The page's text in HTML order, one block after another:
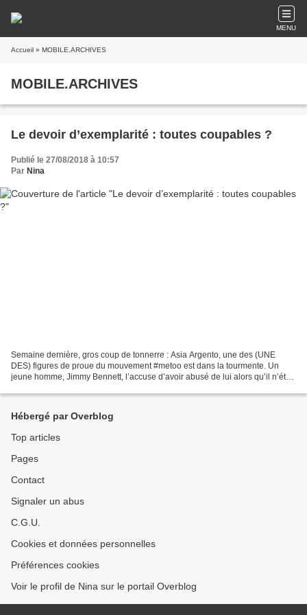
MENU
Accueil » MOBILE.ARCHIVES
MOBILE.ARCHIVES
Le devoir d’exemplarité : toutes coupables ?
Publié le 27/08/2018 à 10:57
Par Nina
Semaine dernière, gros coup de tonnerre : Asia Argento, une des (UNE
DES) figures de proue du mouvement #metoo est dans la tourmente. Un
jeune homme, Jimmy Bennett, l’accuse d’avoir abusé de lui alors qu’il n’était
Hébergé par Overblog
Top articles
Pages
Contact
Signaler un abus
C.G.U.
Cookies et données personnelles
Préférences cookies
Voir le profil de Nina sur le portail Overblog